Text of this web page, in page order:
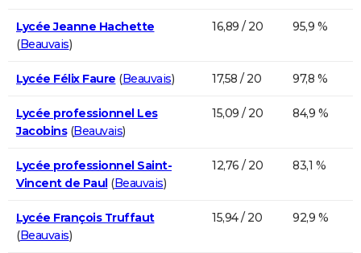
Lycée Jeanne Hachette
(Beauvais)
16,89 / 20 95,9 %
Lycée Félix Faure (Beauvais) 17,58 / 20 97,8 %
Lycée professionnel Les
Jacobins(Beauvais)
15,09 / 20 84,9 %
Lycée professionnel Saint-
Vincent de Paul(Beauvais)
12,76 / 20 83,1 %
Lycée François Truffaut
(Beauvais)
15,94 / 20 92,9 %